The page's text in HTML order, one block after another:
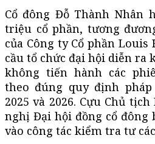
Cổ đông Đỗ Thành Nhân
triệu cổ phần, tương
của Công ty Cổ phần Louis
cầu tổ chức đại hội diễn ra
không tiến hành các
theo đúng quy định
2025 và 2026. Cựu Chủ
nghị Đại hội đồng cổ
vào công tác kiểm tra tư